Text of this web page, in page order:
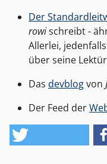
Der
rowischreibt -
Allerlei,
über seine
Das devblogvon
Der Feed der